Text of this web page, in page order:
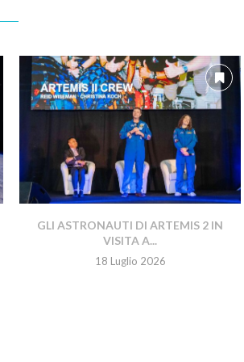
GLI ASTRONAUTI DI ARTEMIS 2 IN
VISITA A...
18 Luglio 2026